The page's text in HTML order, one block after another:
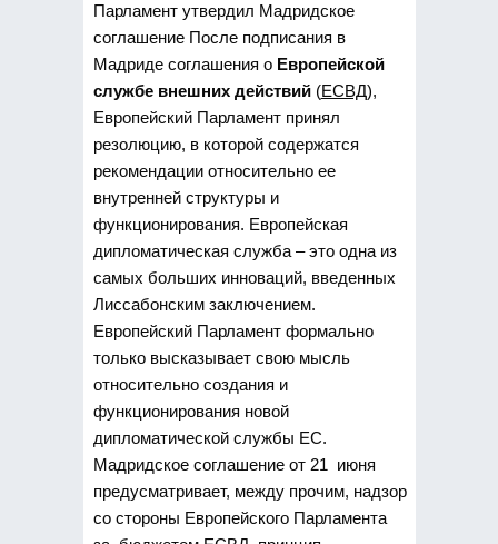
Парламент утвердил Мадридское
соглашение После подписания в
Мадриде соглашения о Европейской
службе внешних действий(ЕСВД),
Европейский Парламент принял
резолюцию, в которой содержатся
рекомендации относительно ее
внутренней структуры и
функционирования. Европейская
дипломатическая служба – это одна из
самых больших инноваций, введенных
Лиссабонским заключением.
Европейский Парламент формально
только высказывает свою мысль
относительно создания и
функционирования новой
дипломатической службы ЕС.
Мадридское соглашение от 21 июня
предусматривает, между прочим, надзор
со стороны Европейского Парламента